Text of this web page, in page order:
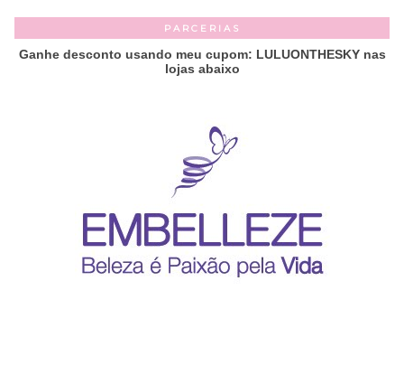
PARCERIAS
Ganhe desconto usando meu cupom: LULUONTHESKY nas
lojas abaixo